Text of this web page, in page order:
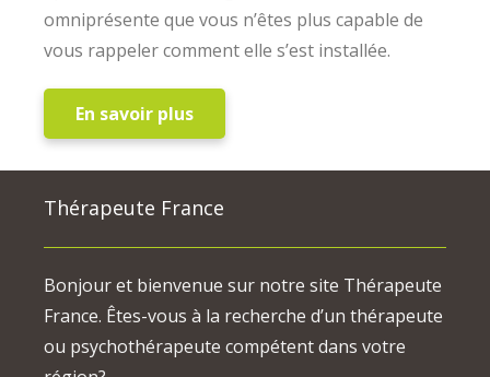
omniprésente que vous n’êtes plus capable de
vous rappeler comment elle s’est installée.
En savoir plus
Thérapeute France
Bonjour et bienvenue sur notre site Thérapeute
France. Êtes-vous à la recherche d’un thérapeute
ou psychothérapeute compétent dans votre